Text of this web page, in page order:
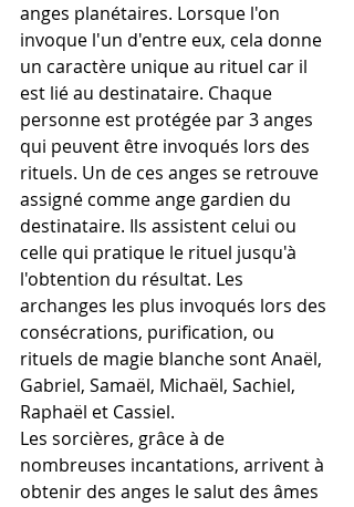
anges planétaires. Lorsque l'on
invoque l'un d'entre eux, cela donne
un caractère unique au rituel car il
est lié au destinataire. Chaque
personne est protégée par 3 anges
qui peuvent être invoqués lors des
rituels. Un de ces anges se retrouve
assigné comme ange gardien du
destinataire. Ils assistent celui ou
celle qui pratique le rituel jusqu'à
l'obtention du résultat. Les
archanges les plus invoqués lors des
consécrations, purification, ou
rituels de magie blanche sont Anaël,
Gabriel, Samaël, Michaël, Sachiel,
Raphaël et Cassiel.
Les sorcières, grâce à de
nombreuses incantations, arrivent à
obtenir des anges le salut des âmes